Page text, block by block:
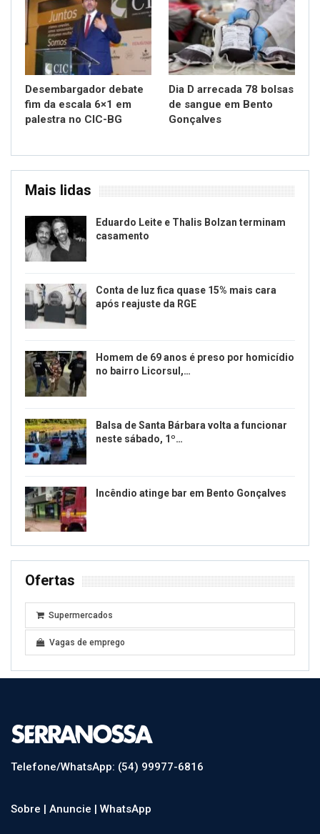
Desembargador debate
fim da escala 6×1 em
palestra no CIC-BG
Dia D arrecada 78 bolsas
de sangue em Bento
Gonçalves
Mais lidas
Eduardo Leite e Thalis Bolzan terminam
casamento
Conta de luz fica quase 15% mais cara
após reajuste da RGE
Homem de 69 anos é preso por homicídio
no bairro Licorsul,…
Balsa de Santa Bárbara volta a funcionar
neste sábado, 1º…
Incêndio atinge bar em Bento Gonçalves
Ofertas
Supermercados
Vagas de emprego
Telefone/WhatsApp: (54) 99977-6816
Sobre | Anuncie | WhatsApp